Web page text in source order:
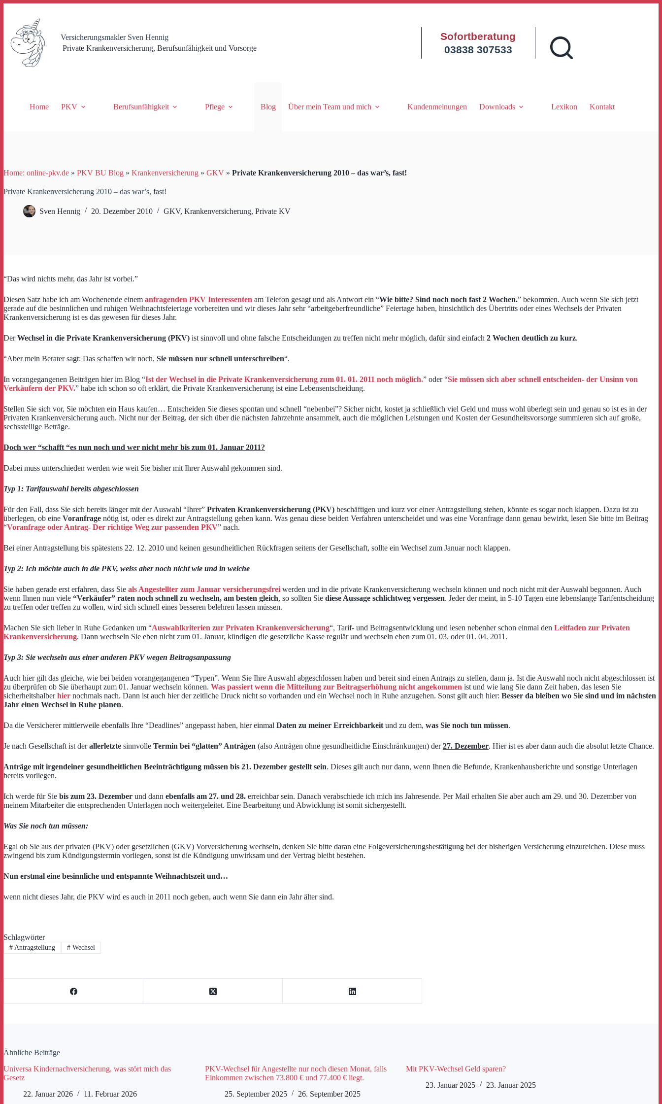
springen
Versicherungsmakler Sven Hennig
Private Krankenversicherung, Berufsunfähigkeit und Vorsorge
Sofortberatung
03838 307533
Home PKV Berufsunfähigkeit Pflege Blog Über mein Team und mich Kundenmeinungen Downloads Lexikon Kontakt
Home: online-pkv.de » PKV BU Blog » Krankenversicherung » GKV » Private Krankenversicherung 2010 – das war’s, fast!
Private Krankenversicherung 2010 – das war’s, fast!
Sven Hennig 20. Dezember 2010 GKV, Krankenversicherung, Private KV
“Das wird nichts mehr, das Jahr ist vorbei.”
Diesen Satz habe ich am Wochenende einem anfragenden PKV Interessenten am Telefon gesagt und als Antwort ein “Wie bitte? Sind noch noch fast 2 Wochen.” bekommen. Auch wenn Sie sich jetzt
gerade auf die besinnlichen und ruhigen Weihnachtsfeiertage vorbereiten und wir dieses Jahr sehr “arbeitgeberfreundliche” Feiertage haben, hinsichtlich des Übertritts oder eines Wechsels der Privaten
Krankenversicherung ist es das gewesen für dieses Jahr.
DerWechsel in die Private Krankenversicherung (PKV) ist sinnvoll und ohne falsche Entscheidungen zu treffen nicht mehr möglich, dafür sind einfach 2 Wochen deutlich zu kurz.
“Aber mein Berater sagt: Das schaffen wir noch, Sie müssen nur schnell unterschreiben“.
In vorangegangenen Beiträgen hier im Blog “Ist der Wechsel in die Private Krankenversicherung zum 01. 01. 2011 noch möglich.” oder “Sie müssen sich aber schnell entscheiden- der Unsinn von
Verkäufern der PKV.” habe ich schon so oft erklärt, die Private Krankenversicherung ist eine Lebensentscheidung.
Stellen Sie sich vor, Sie möchten ein Haus kaufen… Entscheiden Sie dieses spontan und schnell “nebenbei”? Sicher nicht, kostet ja schließlich viel Geld und muss wohl überlegt sein und genau so ist es in der
Privaten Krankenversicherung auch. Nicht nur der Beitrag, der sich über die nächsten Jahrzehnte ansammelt, auch die möglichen Leistungen und Kosten der Gesundheitsvorsorge summieren sich auf große,
sechsstellige Beträge.
Doch wer “schafft “es nun noch und wer nicht mehr bis zum 01. Januar 2011?
Dabei muss unterschieden werden wie weit Sie bisher mit Ihrer Auswahl gekommen sind.
Typ 1: Tarifauswahl bereits abgeschlossen
Für den Fall, dass Sie sich bereits länger mit der Auswahl “Ihrer” Privaten Krankenversicherung (PKV) beschäftigen und kurz vor einer Antragstellung stehen, könnte es sogar noch klappen. Dazu ist zu
überlegen, ob eine Voranfrage nötig ist, oder es direkt zur Antragstellung gehen kann. Was genau diese beiden Verfahren unterscheidet und was eine Voranfrage dann genau bewirkt, lesen Sie bitte im Beitrag
“Voranfrage oder Antrag- Der richtige Weg zur passenden PKV” nach.
Bei einer Antragstellung bis spätestens 22. 12. 2010 und keinen gesundheitlichen Rückfragen seitens der Gesellschaft, sollte ein Wechsel zum Januar noch klappen.
Typ 2: Ich möchte auch in die PKV, weiss aber noch nicht wie und in welche
Sie haben gerade erst erfahren, dass Sie als Angestellter zum Januar versicherungsfrei werden und in die private Krankenversicherung wechseln können und noch nicht mit der Auswahl begonnen. Auch
wenn Ihnen nun viele “Verkäufer” raten noch schnell zu wechseln, am besten gleich, so sollten Sie diese Aussage schlichtweg vergessen. Jeder der meint, in 5-10 Tagen eine lebenslange Tarifentscheidung
zu treffen oder treffen zu wollen, wird sich schnell eines besseren belehren lassen müssen.
Machen Sie sich lieber in Ruhe Gedanken um “Auswahlkriterien zur Privaten Krankenversicherung“, Tarif- und Beitragsentwicklung und lesen nebenher schon einmal den Leitfaden zur Privaten
Krankenversicherung. Dann wechseln Sie eben nicht zum 01. Januar, kündigen die gesetzliche Kasse regulär und wechseln eben zum 01. 03. oder 01. 04. 2011.
Typ 3: Sie wechseln aus einer anderen PKV wegen Beitragsanpassung
Auch hier gilt das gleiche, wie bei beiden vorangegangenen “Typen”. Wenn Sie Ihre Auswahl abgeschlossen haben und bereit sind einen Antrags zu stellen, dann ja. Ist die Auswahl noch nicht abgeschlossen ist
zu überprüfen ob Sie überhaupt zum 01. Januar wechseln können. Was passiert wenn die Mitteilung zur Beitragserhöhung nicht angekommen ist und wie lang Sie dann Zeit haben, das lesen Sie
sicherheitshalberhier nochmals nach. Dann ist auch hier der zeitliche Druck nicht so vorhanden und ein Wechsel noch in Ruhe anzugehen. Sonst gilt auch hier: Besser da bleiben wo Sie sind und im nächsten
Jahr einen Wechsel in Ruhe planen.
Da die Versicherer mittlerweile ebenfalls Ihre “Deadlines” angepasst haben, hier einmal Daten zu meiner Erreichbarkeit und zu dem, was Sie noch tun müssen.
Je nach Gesellschaft ist derallerletzte sinnvolle Termin bei “glatten” Anträgen (also Anträgen ohne gesundheitliche Einschränkungen) der27. Dezember. Hier ist es aber dann auch die absolut letzte Chance.
Anträge mit irgendeiner gesundheitlichen Beeinträchtigung müssen bis 21. Dezember gestellt sein. Dieses gilt auch nur dann, wenn Ihnen die Befunde, Krankenhausberichte und sonstige Unterlagen
bereits vorliegen.
Ich werde für Sie bis zum 23. Dezember und dann ebenfalls am 27. und 28. erreichbar sein. Danach verabschiede ich mich ins Jahresende. Per Mail erhalten Sie aber auch am 29. und 30. Dezember von
meinem Mitarbeiter die entsprechenden Unterlagen noch weitergeleitet. Eine Bearbeitung und Abwicklung ist somit sichergestellt.
Was Sie noch tun müssen:
Egal ob Sie aus der privaten (PKV) oder gesetzlichen (GKV) Vorversicherung wechseln, denken Sie bitte daran eine Folgeversicherungsbestätigung bei der bisherigen Versicherung einzureichen. Diese muss
zwingend bis zum Kündigungstermin vorliegen, sonst ist die Kündigung unwirksam und der Vertrag bleibt bestehen.
Nun erstmal eine besinnliche und entspannte Weihnachtszeit und…
wenn nicht dieses Jahr, die PKV wird es auch in 2011 noch geben, auch wenn Sie dann ein Jahr älter sind.
Schlagwörter
#Antragstellung #Wechsel
Ähnliche Beiträge
Universa Kindernachversicherung, was stört mich das
Gesetz
22. Januar 2026
11. Februar 2026
PKV-Wechsel für Angestellte nur noch diesen Monat, falls
Einkommen zwischen 73.800 € und 77.400 € liegt.
25. September 2025
26. September 2025
Mit PKV-Wechsel Geld sparen?
23. Januar 2025
23. Januar 2025